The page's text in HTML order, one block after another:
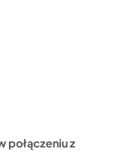
połączeniu z